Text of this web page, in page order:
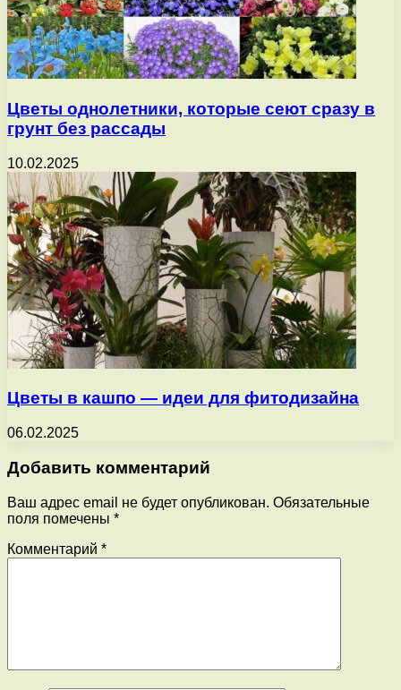
Цветы однолетники, которые сеют сразу в
грунт без рассады
10.02.2025
Цветы в кашпо — идеи для фитодизайна
06.02.2025
Добавить комментарий
Ваш адрес email не будет опубликован. Обязательные
поля помечены *
Комментарий *